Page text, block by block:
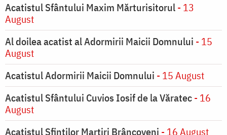
Acatistul Sfântului Maxim Mărturisitorul- 13
August
Al doilea acatist al Adormirii Maicii Domnului - 15
August
Acatistul Adormirii Maicii Domnului - 15 August
Acatistul Sfântului Cuvios Iosif de la Văratec- 16
August
Acatistul Sfinților Martiri Brâncoveni - 16 August